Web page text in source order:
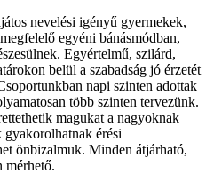
nevelési igényű gyermekek,
egyéni bánásmódban,
Egyértelmű, szilárd,
belül a szabadság jó érzetét
napi szinten adottak
több szinten tervezünk.
magukat a nagyoknak
gyakorolhatnak érési
önbizalmuk. Minden átjárható,
mérhető.